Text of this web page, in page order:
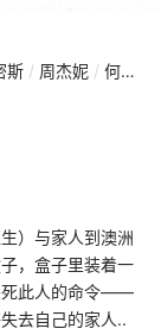
斯 / 周杰妮 / 何文海
）与家人到澳洲
，盒子里装着一
死此人的命令——
去自己的家人..